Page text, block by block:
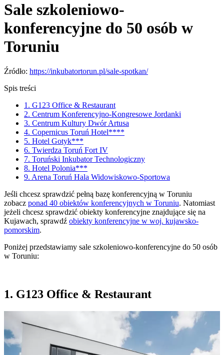
Sale szkoleniowo-
konferencyjne do 50 osób w
Toruniu
Źródło: https://inkubatortorun.pl/sale-spotkan/
Spis treści
1. G123 Office & Restaurant
2. Centrum Konferencyjno-Kongresowe Jordanki
3. Centrum Kultury Dwór Artusa
4. Copernicus Toruń Hotel****
5. Hotel Gotyk***
6. Twierdza Toruń Fort IV
7. Toruński Inkubator Technologiczny
8. Hotel Polonia***
9. Arena Toruń Hala Widowiskowo-Sportowa
Jeśli chcesz sprawdzić pełną bazę konferencyjną w Toruniu
zobacz ponad 40 obiektów konferencyjnych w Toruniu. Natomiast
jeżeli chcesz sprawdzić obiekty konferencyjne znajdujące się na
Kujawach, sprawdź obiekty konferencyjne w woj. kujawsko-
pomorskim.
Poniżej przedstawiamy sale szkoleniowo-konferencyjne do 50 osób
w Toruniu:
1. G123 Office & Restaurant